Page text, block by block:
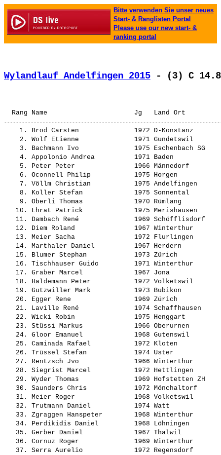
Bitte verwenden Sie unser neues
Start- & Ranglisten Portal
Please use our new start- &
ranking portal
Wylandlauf Andelfingen 2015 - (3) C 14.8
    1.
Brod Carsten
1972 D-Konstanz
    2.
Wolf Etienne
1971 Gundetswil
    3.
Bachmann Ivo
1975 Eschenbach
    4.
Appolonio Andrea
1971 Baden
    5.
Peter Peter
1966 Männedorf
    6.
Oconnell Philip
1975 Horgen
    7.
Völlm Christian
1975 Andelfingen
    8.
Koller Stefan
1975 Sonnental
    9.
Oberli Thomas
1970 Rümlang
   10.
Ehrat Patrick
1975 Merishausen
   11.
Dambach René
1969 Schöfflisdorf
   12.
Diem Roland
1967 Winterthur
   13.
Meier Sacha
1972 Flurlingen
   14.
Marthaler Daniel
1967 Herdern
   15.
Blumer Stephan
1973 Zürich
   16.
Tischhauser Guido
1971 Winterthur
   17.
Graber Marcel
1967 Jona
   18.
Haldemann Peter
1972 Volketswil
   19.
Gutzwiller Mark
1973 Bubikon
   20.
Egger Rene
1969 Zürich
   21.
Laville René
1974 Schaffhausen
   22.
Wicki Robin
1975 Henggart
   23.
Stüssi Markus
1966 Oberurnen
   24.
Gloor Emanuel
1968 Gutenswil
   25.
Caminada Rafael
1972 Kloten
   26.
Trüssel Stefan
1974 Uster
   27.
Rentzsch Jvo
1966 Winterthur
   28.
Siegrist Marcel
1972 Hettlingen
   29.
Wyder Thomas
1969 Hofstetten
   30.
Saunders Chris
1972 Mönchaltorf
   31.
Meier Roger
1968 Volketswil
   32.
Trutmann Daniel
1974 Watt
   33.
Zgraggen Hanspeter
1968 Winterthur
   34.
Perdikidis Daniel
1968 Löhningen
   35.
Gerber Daniel
1967 Thalwil
   36.
Cornuz Roger
1969 Winterthur
   37.
Serra Aurelio
1972 Regensdorf